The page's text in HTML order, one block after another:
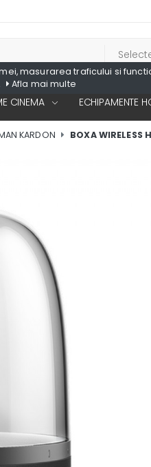
masurarea traficului si
Afla mai multe
CINEMA ECHIPAMENTE
KARDON BOXA WIRELESS